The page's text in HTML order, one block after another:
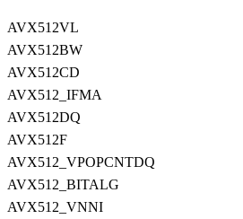
AVX512VL
AVX512BW
AVX512CD
AVX512_IFMA
AVX512DQ
AVX512F
AVX512_VPOPCNTDQ
AVX512_BITALG
AVX512_VNNI